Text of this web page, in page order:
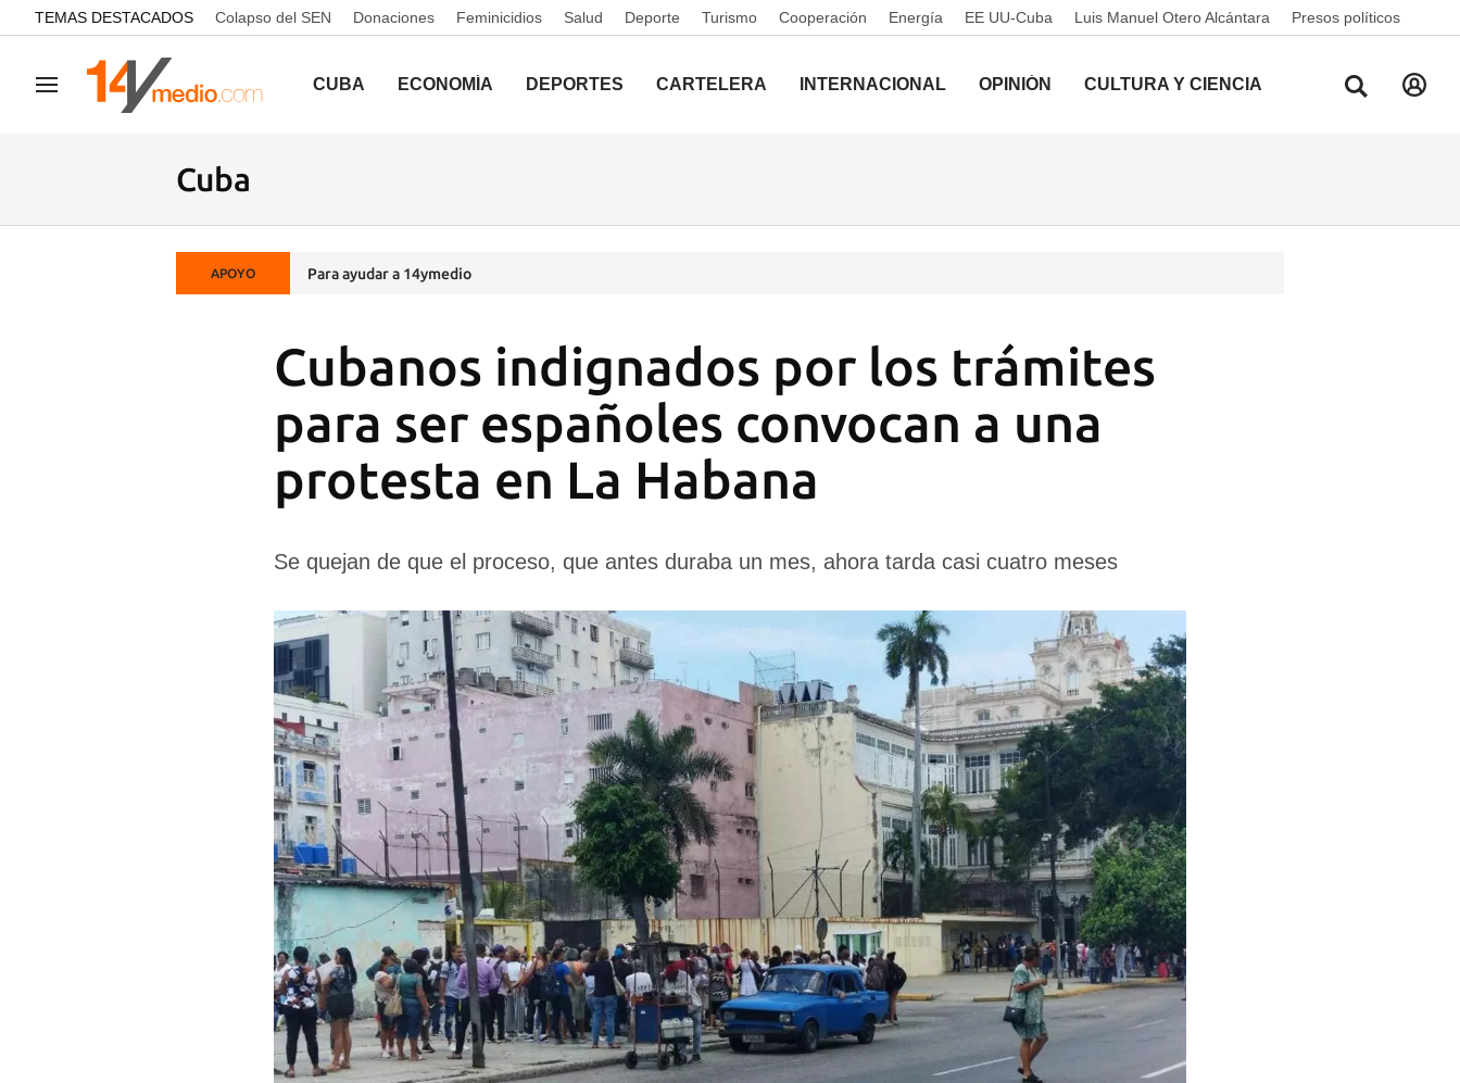
common.go-to-content
TEMAS DESTACADOS Colapso del SEN Donaciones Feminicidios Salud Deporte Turismo Cooperación Energía EE UU-Cuba Luis Manuel Otero Alcántara Presos políticos
Navegación CUBA ECONOMÍA DEPORTES CARTELERA INTERNACIONAL OPINIÓN CULTURA Y CIENCIA
Cuba
APOYO Para ayudar a 14ymedio
Cubanos indignados por los trámites
para ser españoles convocan a una
protesta en La Habana
Se quejan de que el proceso, que antes duraba un mes, ahora tarda casi cuatro meses